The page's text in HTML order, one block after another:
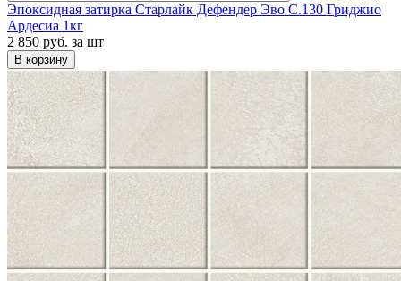
Эпоксидная затирка Старлайк Дефендер Эво С.130 Гриджио
Ардесиа 1кг
2 850 руб. за шт
В корзину